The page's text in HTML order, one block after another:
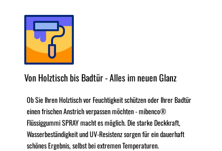
Von Holztisch bis Badtür - Alles im neuen Glanz
Ob Sie Ihren Holztisch vor Feuchtigkeit schützen oder Ihrer Badtür
einen frischen Anstrich verpassen möchten - mibenco®
Flüssiggummi SPRAY macht es möglich. Die starke Deckkraft,
Wasserbeständigkeit und UV-Resistenz sorgen für ein dauerhaft
schönes Ergebnis, selbst bei extremen Temperaturen.